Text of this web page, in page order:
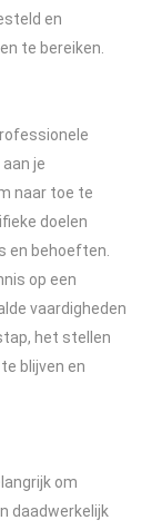
en
te bereiken.
je
naar toe te
doelen
en behoeften.
op een
vaardigheden
het stellen
blijven en
om
daadwerkelijk